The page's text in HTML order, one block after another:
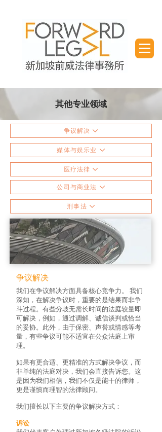
其他专业领域
争议解决
媒体与娱乐业
医疗法律
公司与商业法
刑事法
​争议解决
我们在争议解决方面具备核心竞争力。 我们
深知，在解决争议时，重要的是结果而非争
斗过程。有些分歧无需长时间的法庭较量即
可解决，例如，通过调解、诚信谈判或恰当
的妥协。此外，由于保密、声誉或情感等考
量，有些争议可能不适宜在公众法庭上审
理。
如果有更合适、更精准的方式解决争议，而
非单纯的法庭对决，我们会直接告诉您。这
是因为我们相信，我们不仅是能干的律师，
更是谨慎而理智的法律顾问。
我们擅长以下主要的争议解决方式：
诉讼